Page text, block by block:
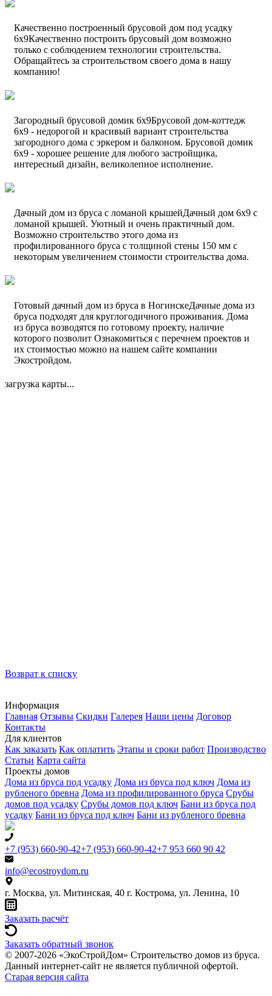
Качественно построенный брусовой дом под усадку
6х9Качественно построить брусовый дом возможно
только с соблюдением технологии строительства.
Обращайтесь за строительством своего дома в нашу
компанию!
Загородный брусовой домик 6х9Брусовой дом-коттедж
6х9 - недорогой и красивый вариант строительства
загородного дома с эркером и балконом. Брусовой домик
6х9 - хорошее решение для любого застройщика,
интересный дизайн, великолепное исполнение.
Дачный дом из бруса с ломаной крышейДачный дом 6х9 с
ломаной крышей. Уютный и очень практичный дом.
Возможно строительство этого дома из
профилированного бруса с толщиной стены 150 мм с
некоторым увеличением стоимости строительства дома.
Готовый дачный дом из бруса в НогинскеДачные дома из
бруса подходят для круглогодичного проживания. Дома
из бруса возводятся по готовому проекту, наличие
которого позволит Ознакомиться с перечнем проектов и
их стоимостью можно на нашем сайте компании
Экостройдом.
загрузка карты...
Возврат к списку
Информация
Главная Отзывы Скидки Галерея Наши цены Договор
Контакты
Для клиентов
Как заказать Как оплатить Этапы и сроки работ Производство
Статьи Карта сайта
Проекты домов
Дома из бруса под усадку Дома из бруса под ключ Дома из
рубленого бревна Дома из профилированного бруса Срубы
домов под усадку Срубы домов под ключ Бани из бруса под
усадку Бани из бруса под ключ Бани из рубленого бревна
+7 (953) 660-90-42+7 (953) 660-90-42+7 953 660 90 42
info@ecostroydom.ru
г. Москва, ул. Митинская, 40 г. Кострома, ул. Ленина, 10
Заказать расчёт
Заказать обратный звонок
© 2007-2026 «ЭкоСтройДом» Строительство домов из бруса.
Данный интернет-сайт не является публичной офертой.
Старая версия сайта